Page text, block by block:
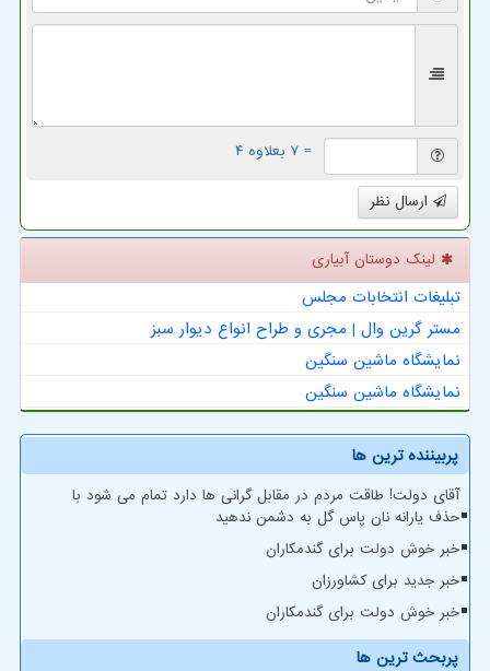
= ۷ بعلاوه ۴
ارسال نظر
لینک دوستان آبیاری
تبلیغات انتخابات مجلس
مستر گرین وال | مجری و طراح انواع دیوار سبز
نمایشگاه ماشین سنگین
نمایشگاه ماشین سنگین
پربیننده ترین ها
آقای دولت! طاقت مردم در مقابل گرانی ها دارد تمام می شود با
حذف یارانه نان پاس گل به دشمن ندهید
خبر خوش دولت برای گندمکاران
خبر جدید برای کشاورزان
خبر خوش دولت برای گندمکاران
پربحث ترین ها